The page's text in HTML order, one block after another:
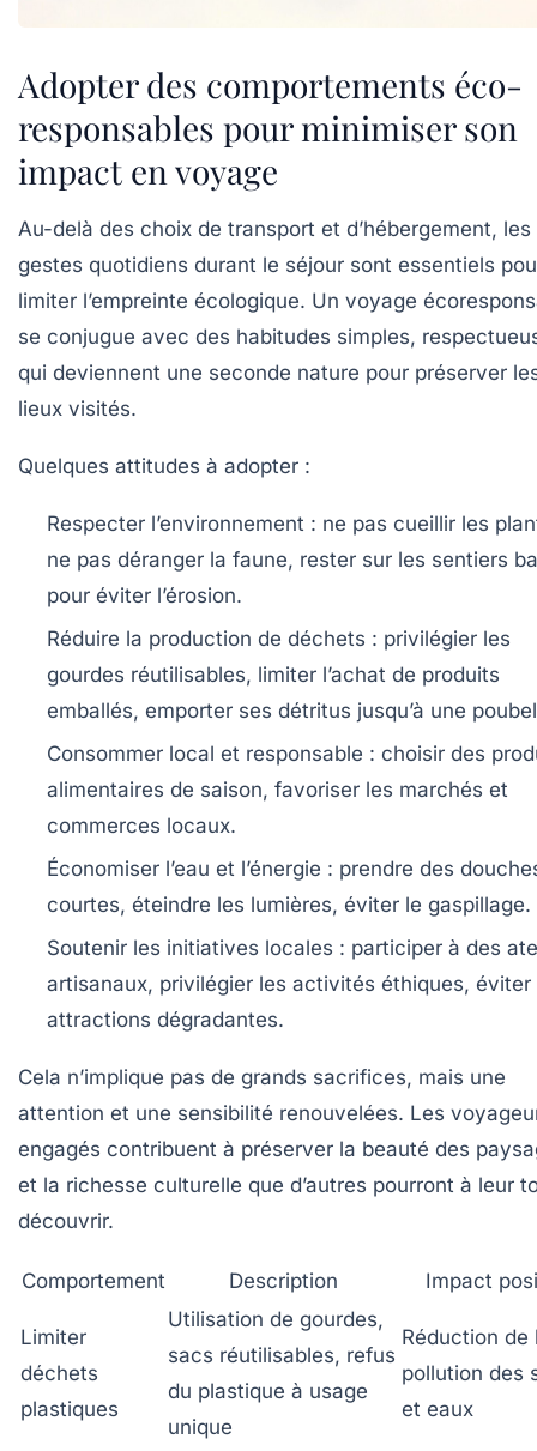
Adopter des comportements éco-
responsables pour minimiser son
impact en voyage
Au-delà des choix de transport et d’hébergement, les
gestes quotidiens durant le séjour sont essentiels
limiter l’empreinte écologique. Un voyage
se conjugue avec des habitudes simples,
qui deviennent une seconde nature pour préserver
lieux visités.
Quelques attitudes à adopter :
Respecter l’environnement : ne pas cueillir les
ne pas déranger la faune, rester sur les sentiers
pour éviter l’érosion.
Réduire la production de déchets : privilégier les
gourdes réutilisables, limiter l’achat de produits
emballés, emporter ses détritus jusqu’à une
Consommer local et responsable : choisir des
alimentaires de saison, favoriser les marchés et
commerces locaux.
Économiser l’eau et l’énergie : prendre des
courtes, éteindre les lumières, éviter le gaspillage.
Soutenir les initiatives locales : participer à des
artisanaux, privilégier les activités éthiques, éviter
attractions dégradantes.
Cela n’implique pas de grands sacrifices, mais une
attention et une sensibilité renouvelées. Les
engagés contribuent à préserver la beauté des
et la richesse culturelle que d’autres pourront à leur
découvrir.
Comportement Description Impact
Limiter
déchets
plastiques
Utilisation de gourdes,
sacs réutilisables, refus
du plastique à usage
unique
Réduction de
pollution des
et eaux